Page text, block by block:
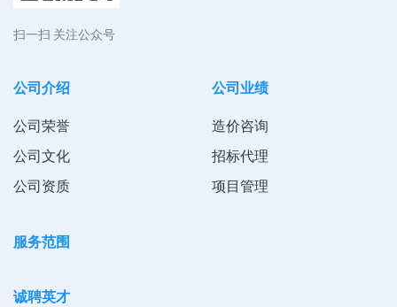
扫一扫 关注公众号
公司介绍
公司荣誉
公司文化
公司资质
公司业绩
造价咨询
招标代理
项目管理
服务范围
诚聘英才